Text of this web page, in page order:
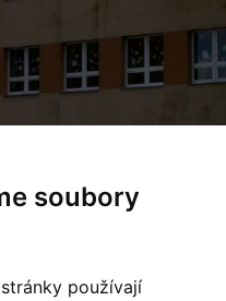
soubory
používají